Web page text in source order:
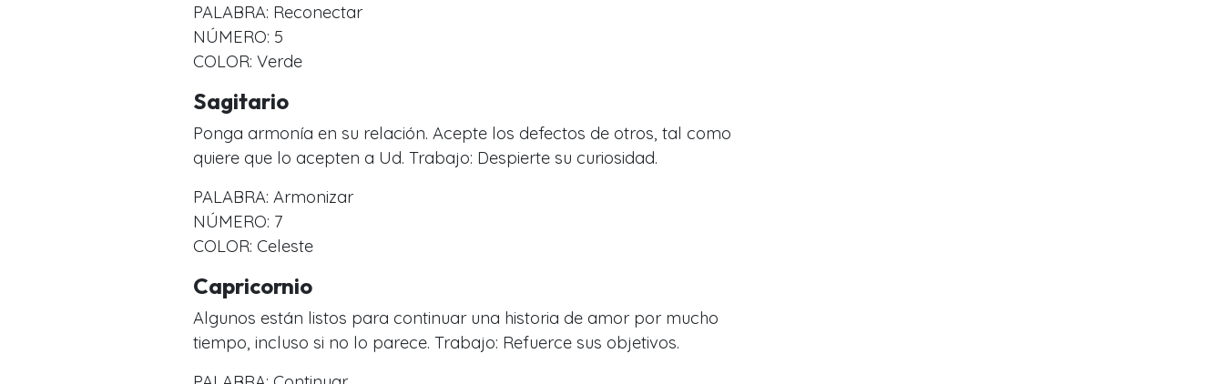
PALABRA: Reconectar
NÚMERO: 5
COLOR: Verde
Sagitario
Ponga armonía en su relación. Acepte los defectos de otros, tal como
quiere que lo acepten a Ud. Trabajo: Despierte su curiosidad.
PALABRA: Armonizar
NÚMERO: 7
COLOR: Celeste
Capricornio
Algunos están listos para continuar una historia de amor por mucho
tiempo, incluso si no lo parece. Trabajo: Refuerce sus objetivos.